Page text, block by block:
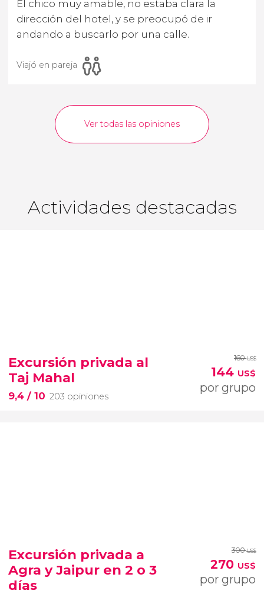
El chico muy amable, no estaba clara la
dirección del hotel, y se preocupó de ir
andando a buscarlo por una calle.
Viajó en pareja
Ver todas las opiniones
Actividades destacadas
Excursión privada al
Taj Mahal
9,4 / 10 203 opiniones
160US$
144 US$
por grupo
Excursión privada a
Agra y Jaipur en 2 o 3
días
300US$
270 US$
por grupo